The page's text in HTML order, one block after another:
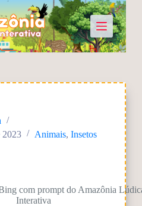
2023
Animais, Insetos
com prompt do Amazônia
Interativa